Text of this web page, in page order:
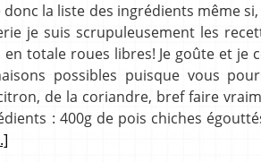
la liste des ingrédients même
je suis scrupuleusement les
totale roues libres! Je goûte et je
possibles puisque vous
de la coriandre, bref faire
: 400g de pois chiches